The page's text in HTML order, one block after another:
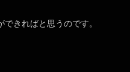
きればと思うのです。